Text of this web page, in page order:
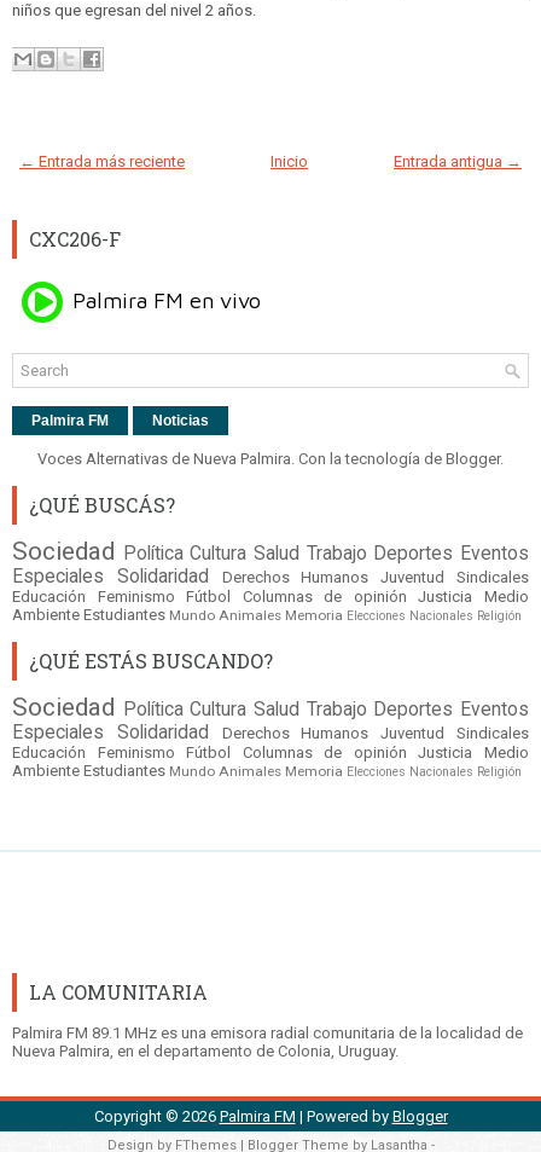
niños que egresan del nivel 2 años.
← Entrada más reciente Entrada antigua →
Inicio
CXC206-F
Palmira FM Noticias
Voces Alternativas de Nueva Palmira. Con la tecnología de Blogger.
¿QUÉ BUSCÁS?
Sociedad Política Cultura Salud Trabajo Deportes Eventos
Especiales
Solidaridad Derechos Humanos Juventud
Sindicales
Educación
Feminismo Fútbol Columnas de opinión Justicia
Medio
Ambiente Estudiantes Mundo Animales Memoria Elecciones Nacionales Religión
¿QUÉ ESTÁS BUSCANDO?
Sociedad Política Cultura Salud Trabajo Deportes Eventos
Especiales
Solidaridad Derechos Humanos Juventud
Sindicales
Educación
Feminismo Fútbol Columnas de opinión Justicia
Medio
Ambiente Estudiantes Mundo Animales Memoria Elecciones Nacionales Religión
LA COMUNITARIA
Palmira FM 89.1 MHz es una emisora radial comunitaria de la localidad de
Nueva Palmira, en el departamento de Colonia, Uruguay.
Copyright © 2026 Palmira FM | Powered by Blogger
Design by FThemes| Blogger Theme by Lasantha -